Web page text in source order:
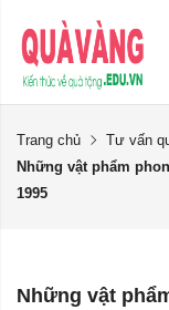
Trang chủ
Tư vấn
Những vật phẩm
1995
Những vật